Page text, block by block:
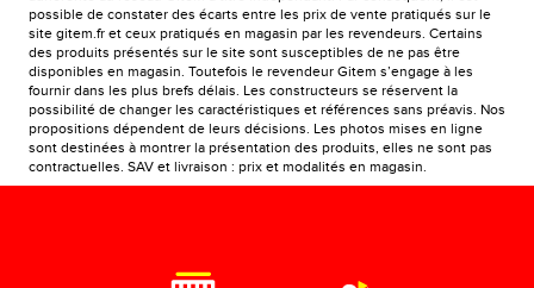
possible de constater des écarts entre les prix de vente pratiqués sur le
site gitem.fr et ceux pratiqués en magasin par les revendeurs. Certains
des produits présentés sur le site sont susceptibles de ne pas être
disponibles en magasin. Toutefois le revendeur Gitem s’engage à les
fournir dans les plus brefs délais. Les constructeurs se réservent la
possibilité de changer les caractéristiques et références sans préavis. Nos
propositions dépendent de leurs décisions. Les photos mises en ligne
sont destinées à montrer la présentation des produits, elles ne sont pas
contractuelles. SAV et livraison : prix et modalités en magasin.